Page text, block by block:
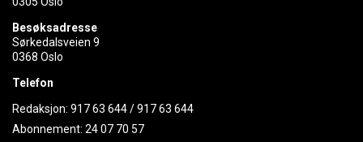
Besøksadresse
Sørkedalsveien 9
0368 Oslo
Telefon
Redaksjon: 917 63 644/917 63 644
Abonnement: 24 07 70 57